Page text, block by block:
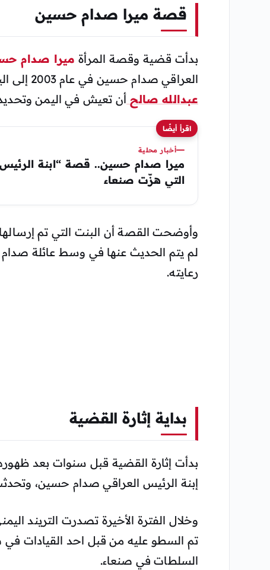
قصة ميرا صدام حسين
بدأت قضية وقصة المرأة ميرا صدام
العراقي صدام حسين في عام 2003 إلى اليمن، وجاء ذلك بعد أن طلب من صديقة
عبدالله صالح أن تعيش في اليمن
اقرأ أيضًا
أخبار محلية
ميرا صدام حسين.. قصة “ابنة الرئيس
التي هزّت صنعاء
وأوضحت القصة أن البنت التي تم
لم يتم الحديث عنها في وسط عائلة
رعايته.
بداية إثارة القضية
بدأت إثارة القضية قبل سنوات بعد
إبنة الرئيس العراقي صدام حسين،
وخلال الفترة الأخيرة تصدرت التريند
تم السطو عليه من قبل احد القيادات
السلطات في صنعاء.